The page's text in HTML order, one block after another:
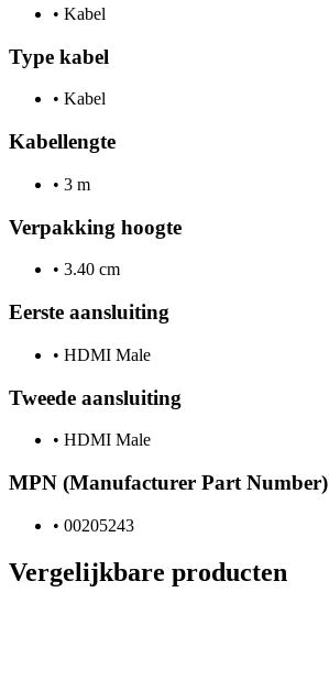
• Kabel
Type kabel
• Kabel
Kabellengte
• 3 m
Verpakking hoogte
• 3.40 cm
Eerste aansluiting
• HDMI Male
Tweede aansluiting
• HDMI Male
MPN (Manufacturer Part Number)
• 00205243
Vergelijkbare producten